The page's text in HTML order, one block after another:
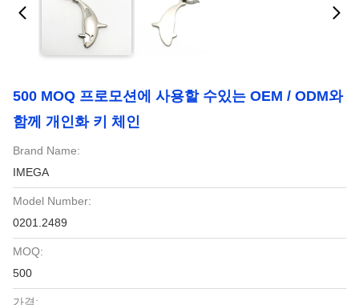
500 MOQ 프로모션에 사용할 수있는 OEM / ODM와
함께 개인화 키 체인
Brand Name:
IMEGA
Model Number:
0201.2489
MOQ:
500
가격: